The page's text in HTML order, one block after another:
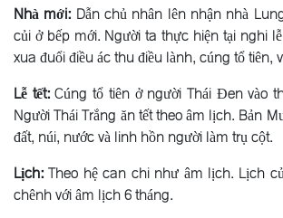
Nhà mới: Dẫn chủ nhân lên nhận nhà
củi ở bếp mới. Người ta thực hiện tại nghi
xua đuổi điều ác thu điều lành, cúng tổ tiên,
Lễ tết:Cúng tổ tiên ở người Thái Ðen vào
Người Thái Trắng ăn tết theo âm lịch. Bản
đất, núi, nước và linh hồn người làm trụ cột.
Lịch:Theo hệ can chi như âm lịch. Lịch
chênh với âm lịch 6 tháng.